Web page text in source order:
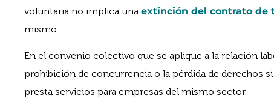
voluntaria no implica una extinción del contrato de
mismo.
En el convenio colectivo que se aplique a la relación
prohibición de concurrencia o la pérdida de derechos
presta servicios para empresas del mismo sector.